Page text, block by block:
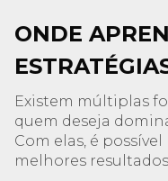
ONDE
Existem múltiplas
quem deseja
Com elas, é
melhores